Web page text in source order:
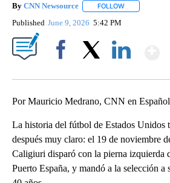
By CNN Newsource FOLLOW
Published June 9, 2026 5:42 PM
Por Mauricio Medrano, CNN en Español
La historia del fútbol de Estados Unidos
después muy claro: el 19 de noviembre
Caligiuri disparó con la pierna izquierda
Puerto España, y mandó a la selección